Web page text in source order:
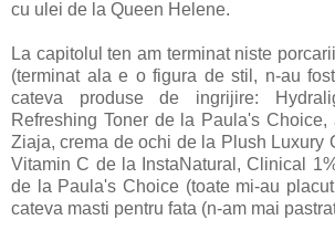
cu ulei de la Queen Helene.
La capitolul ten am terminat niste
(terminat ala e o figura de stil, n-au
cateva produse de ingrijire:
Refreshing Toner de la Paula's
Ziaja, crema de ochi de la Plush Luxury
Vitamin C de la InstaNatural, Clinical
de la Paula's Choice (toate mi-au
cateva masti pentru fata (n-am mai